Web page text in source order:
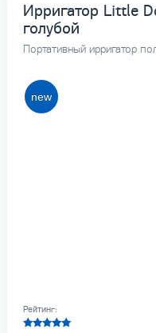
Ирригатор Little
голубой
Портативный ирригатор
Рейтинг: